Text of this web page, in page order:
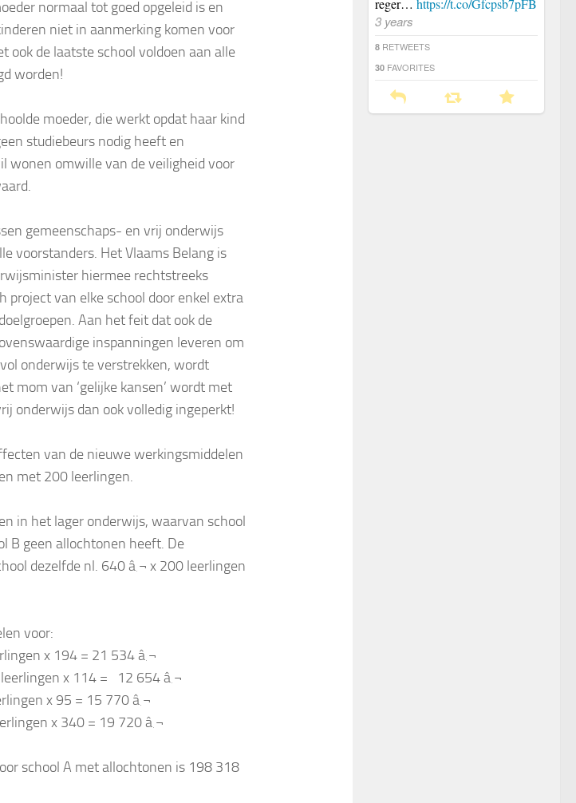
normaal tot goed opgeleid is en
niet in aanmerking komen voor
ook de laatste school voldoen aan alle
worden!
moeder, die werkt opdat haar kind
studiebeurs nodig heeft en
wonen omwille van de veiligheid voor
gemeenschaps- en vrij onderwijs
voorstanders. Het Vlaams Belang is
hiermee rechtstreeks
project van elke school door enkel extra
Aan het feit dat ook de
inspanningen leveren om
onderwijs te verstrekken, wordt
mom van ‘gelijke kansen’ wordt met
onderwijs dan ook volledig ingeperkt!
van de nieuwe werkingsmiddelen
met 200 leerlingen.
in het lager onderwijs, waarvan school
B geen allochtonen heeft. De
dezelfde nl. 640 â‚¬ x 200 leerlingen
voor:
194 = 21 534 â‚¬
x 114 = 12 654 â‚¬
95 = 15 770 â‚¬
x 340 = 19 720 â‚¬
school A met allochtonen is 198 318
3 years
8 RETWEETS
30 FAVORITES